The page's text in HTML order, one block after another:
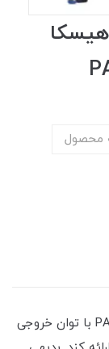
محصول
اسپیکر پارتی باکس هیسکا مدل PARTYBOX1014 با توان خروجی